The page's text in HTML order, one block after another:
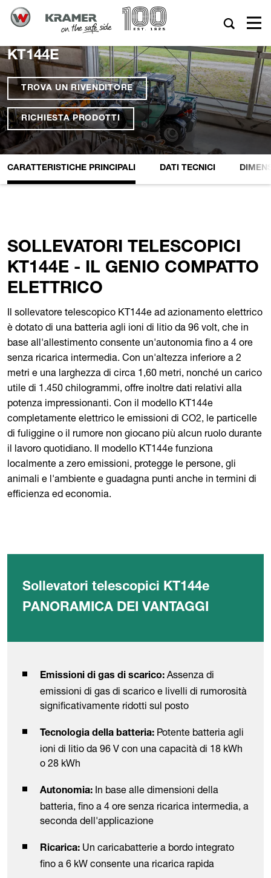
KT144E
TROVA UN RIVENDITORE
RICHIESTA PRODOTTI
CARATTERISTICHE PRINCIPALI DATI TECNICI
SOLLEVATORI TELESCOPICI
KT144E - IL GENIO COMPATTO
ELETTRICO
Il sollevatore telescopico KT144e ad azionamento elettrico
è dotato di una batteria agli ioni di litio da 96 volt, che in
base all'allestimento consente un'autonomia fino a 4 ore
senza ricarica intermedia. Con un'altezza inferiore a 2
metri e una larghezza di circa 1,60 metri, nonché un carico
utile di 1.450 chilogrammi, offre inoltre dati relativi alla
potenza impressionanti. Con il modello KT144e
completamente elettrico le emissioni di CO2, le particelle
di fuliggine o il rumore non giocano più alcun ruolo durante
il lavoro quotidiano. Il modello KT144e funziona
localmente a zero emissioni, protegge le persone, gli
animali e l'ambiente e guadagna punti anche in termini di
efficienza ed economia.
Sollevatori telescopici KT144e
PANORAMICA DEI VANTAGGI
Emissioni di gas di scarico: Assenza di
emissioni di gas di scarico e livelli di rumorosità
significativamente ridotti sul posto
Tecnologia della batteria: Potente batteria agli
ioni di litio da 96 V con una capacità di 18 kWh
o 28 kWh
Autonomia: In base alle dimensioni della
batteria, fino a 4 ore senza ricarica intermedia, a
seconda dell'applicazione
Ricarica: Un caricabatterie a bordo integrato
fino a 6 kW consente una ricarica rapida